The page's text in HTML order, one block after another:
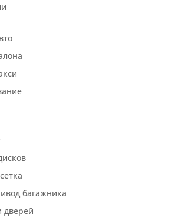
багажника
дверей